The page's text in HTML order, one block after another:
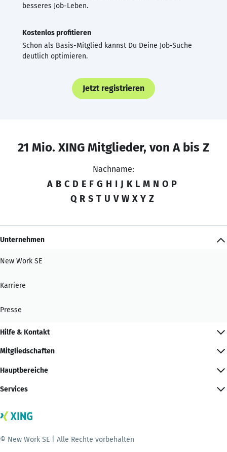
besseres Job-Leben.
Kostenlos profitieren
Schon als Basis-Mitglied kannst Du Deine Job-Suche
deutlich optimieren.
Jetzt registrieren
21 Mio. XING Mitglieder, von A bis Z
Nachname:
A B C D E F G H I J K L M N O P
Q R S T U V W X Y Z
Unternehmen
New Work SE
Karriere
Presse
Hilfe & Kontakt
Mitgliedschaften
Hauptbereiche
Services
© New Work SE | Alle Rechte vorbehalten